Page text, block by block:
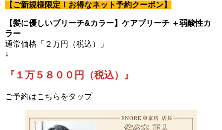
【ご新規様限定！お得なネット予約クーポン】
【髪に優しいブリーチ&カラー】ケアブリーチ ＋弱酸性カ
ラー
通常価格「２万円（税込）」
↓
『１万５８００円（税込）』
ご予約はこちらをタップ